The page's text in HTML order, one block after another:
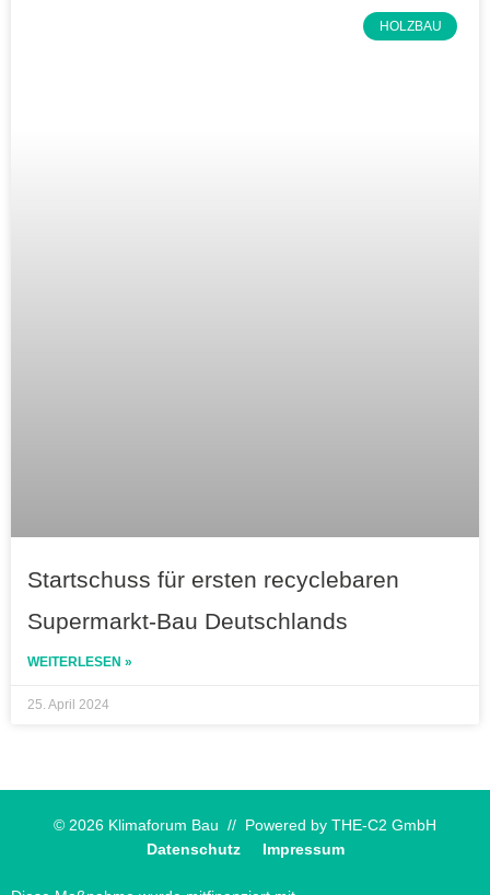
HOLZBAU
Startschuss für ersten recyclebaren
Supermarkt-Bau Deutschlands
WEITERLESEN »
25. April 2024
© 2026 Klimaforum Bau // Powered by THE-C2 GmbH
Datenschutz
Impressum